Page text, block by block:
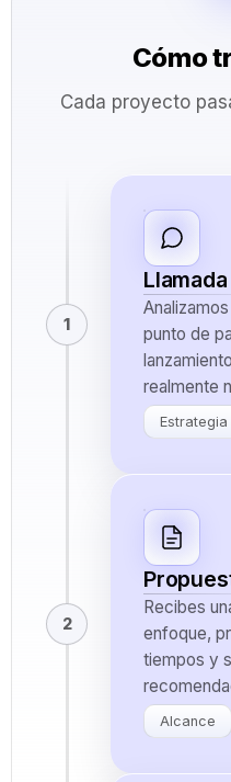
Cómo
Cada proyecto
punto de
realmente
Estrategia
1
Recibes
enfoque,
tiempos y
Alcance
2